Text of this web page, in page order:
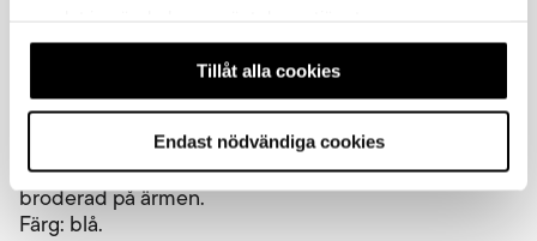
Tillåt alla cookies
Endast nödvändiga cookies
Piké
Pikétröja i funktionell återvunnen polyester med
bekväm passform. Vasaloppsveteranernas logga
broderad på ärmen.
Färg: blå.